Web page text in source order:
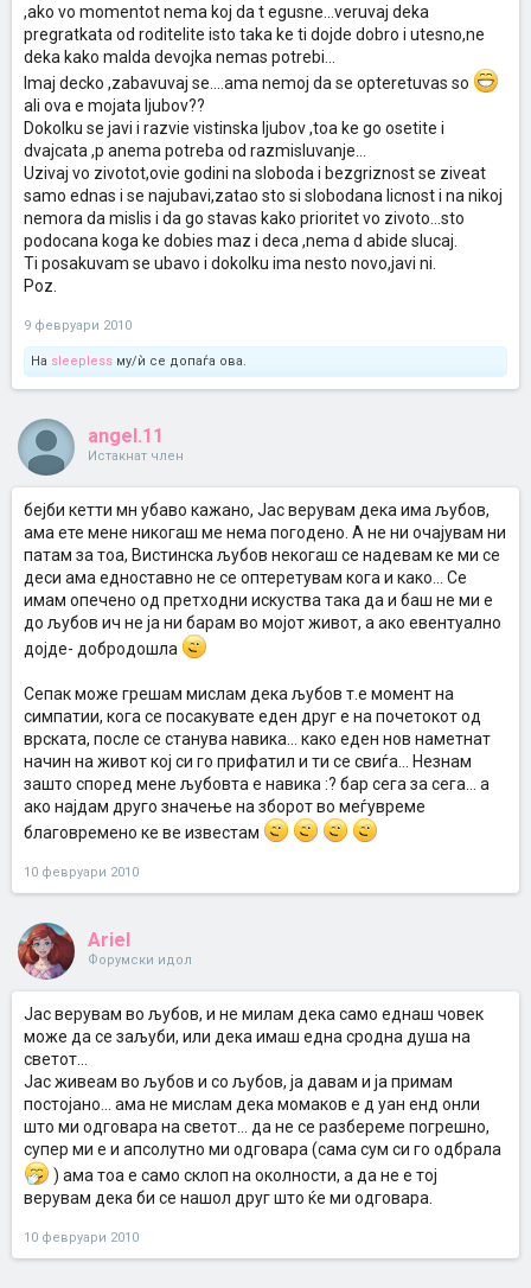
,ako vo momentot nema koj da t egusne...veruvaj deka
pregratkata od roditelite isto taka ke ti dojde dobro i utesno,ne
deka kako malda devojka nemas potrebi...
Imaj decko ,zabavuvaj se....ama nemoj da se opteretuvas so
ali ova e mojata ljubov??
Dokolku se javi i razvie vistinska ljubov ,toa ke go osetite i
dvajcata ,p anema potreba od razmisluvanje...
Uzivaj vo zivotot,ovie godini na sloboda i bezgriznost se ziveat
samo ednas i se najubavi,zatao sto si slobodana licnost i na nikoj
nemora da mislis i da go stavas kako prioritet vo zivoto...sto
podocana koga ke dobies maz i deca ,nema d abide slucaj.
Ti posakuvam se ubavo i dokolku ima nesto novo,javi ni.
Poz.
9 февруари 2010
На sleepless му/ѝ се допаѓа ова.
angel.11
Истакнат член
бејби кетти мн убаво кажано, Јас верувам дека има љубов,
ама ете мене никогаш ме нема погодено. А не ни очајувам ни
патам за тоа, Вистинска љубов некогаш се надевам ке ми се
деси ама едноставно не се оптеретувам кога и како... Се
имам опечено од претходни искуства така да и баш не ми е
до љубов ич не ја ни барам во мојот живот, а ако евентуално
дојде- добродошла
Сепак може грешам мислам дека љубов т.е момент на
симпатии, кога се посакувате еден друг е на почетокот од
врската, после се станува навика... како еден нов наметнат
начин на живот кој си го прифатил и ти се свиѓа... Незнам
зашто според мене љубовта е навика :? бар сега за сега... а
ако најдам друго значење на зборот во меѓувреме
благовремено ке ве известам
10 февруари 2010
Ariel
Форумски идол
Јас верувам во љубов, и не милам дека само еднаш човек
може да се заљуби, или дека имаш една сродна душа на
светот...
Јас живеам во љубов и со љубов, ја давам и ја примам
постојано... ама не мислам дека момаков е д уан енд онли
што ми одговара на светот... да не се разбереме погрешно,
супер ми е и апсолутно ми одговара (сама сум си го одбрала
) ама тоа е само склоп на околности, а да не е тој
верувам дека би се нашол друг што ќе ми одговара.
10 февруари 2010